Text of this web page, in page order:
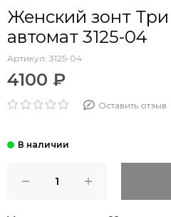
Женский зонт
автомат 3125-04
Артикул: 3125-04
4100 ₽
Оставить отзыв